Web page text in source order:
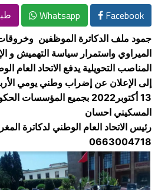
Facebook
Whatsapp
جمود ملف الدكاترة الموظفين
الميراوي واستمرار سياسة التهميش و
المناصب التحويلية يدفع الاتحاد العام
13 أكتوبر2022 بجميع المؤسسات الحكومية
المسكيني احسان
رئيس الاتحاد العام الوطني لدكاترة
0663004718